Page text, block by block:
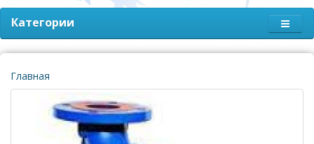
Категории
Главная